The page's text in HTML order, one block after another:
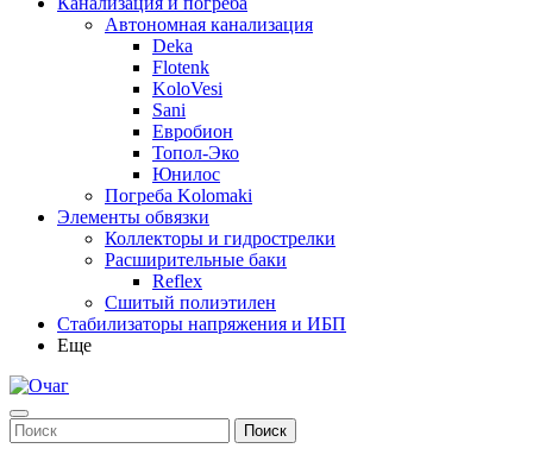
Автономная канализация
Deka
Flotenk
KoloVesi
Sani
Евробион
Топол-Эко
Юнилос
Погреба Kolomaki
Элементы обвязки
Коллекторы и гидрострелки
Расширительные баки
Reflex
Сшитый полиэтилен
Стабилизаторы напряжения и ИБП
Еще